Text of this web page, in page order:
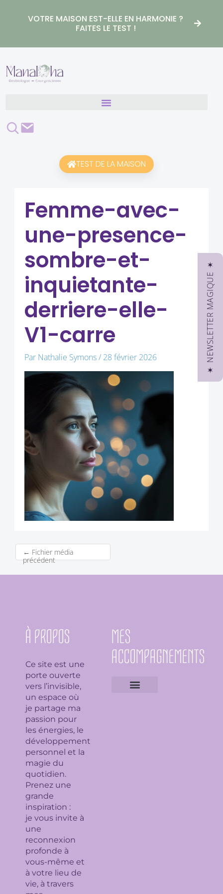
VOTRE MAISON EST-ELLE EN HARMONIE ?
FAITES LE TEST !
Rechercher
Contact
TEST DE LA MAISON
Femme-avec-
une-presence-
sombre-et-
inquietante-
derriere-elle-
V1-carre
Par Nathalie Symons/ 28 février 2026
← Fichier média
précédent
✶ NEWSLETTER MAGIQUE ✶
À PROPOS
Ce site est une
porte ouverte
vers l’invisible,
un espace où
je partage ma
passion pour
les énergies, le
développement
personnel et la
magie du
quotidien.
Prenez une
grande
inspiration :
je vous invite à
une
reconnexion
profonde à
vous-même et
à votre lieu de
vie, à travers
MES
ACCOMPAGNEMENTS